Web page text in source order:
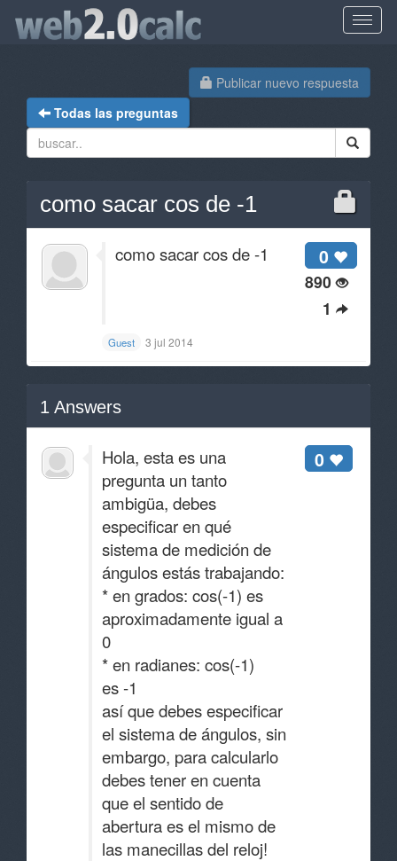
Publicar nuevo respuesta
Todas las preguntas
como sacar cos de -1
0
890
1
como sacar cos de -1
Guest 3 jul 2014
1 Answers
0
Hola, esta es una
pregunta un tanto
ambigüa, debes
especificar en qué
sistema de medición de
ángulos estás trabajando:
* en grados: cos(-1) es
aproximadamente igual a
0
* en radianes: cos(-1)
es -1
así que debes especificar
el sistema de ángulos, sin
embargo, para calcularlo
debes tener en cuenta
que el sentido de
abertura es el mismo de
las manecillas del reloj!